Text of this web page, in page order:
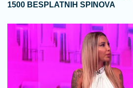
1500 BESPLATNIH SPINOVA